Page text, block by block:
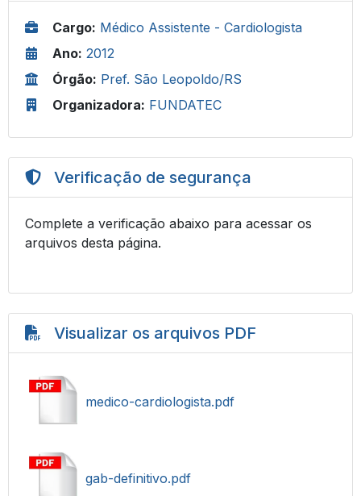
Cargo: Médico Assistente - Cardiologista
Ano: 2012
Órgão: Pref. São Leopoldo/RS
Organizadora: FUNDATEC
Verificação de segurança
Complete a verificação abaixo para acessar os
arquivos desta página.
Visualizar os arquivos PDF
medico-cardiologista.pdf
gab-definitivo.pdf